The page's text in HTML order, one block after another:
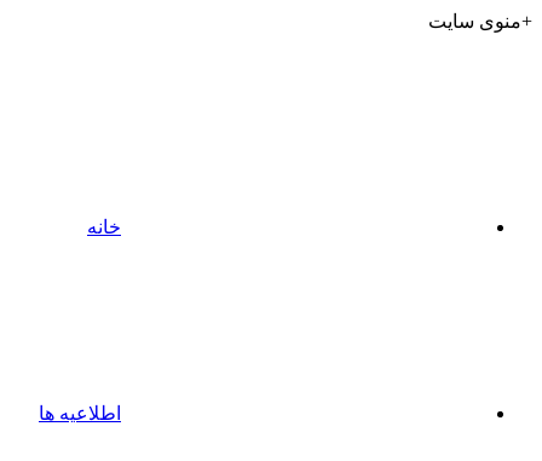
+منوی سایت
خانه
اطلاعیه ها